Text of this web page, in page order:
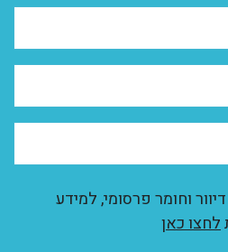
וחומר פרסומי, למידע
לחצו כאן